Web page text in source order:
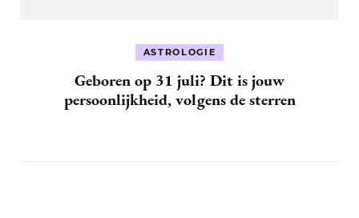
ASTROLOGIE
Geboren op 31 juli? Dit is jouw
persoonlijkheid, volgens de sterren